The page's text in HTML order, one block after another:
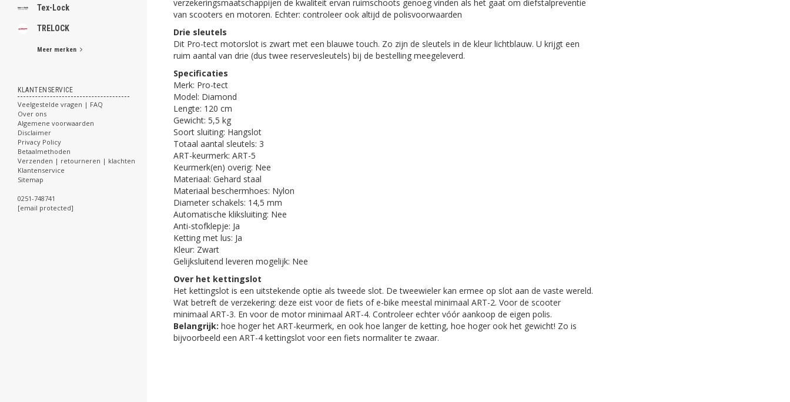
Tex-Lock
TRELOCK
Meer merken
KLANTENSERVICE
Veelgestelde vragen | FAQ
Over ons
Algemene voorwaarden
Disclaimer
Privacy Policy
Betaalmethoden
Verzenden | retourneren | klachten
Klantenservice
Sitemap
0251-748741
[email protected]
verzekeringsmaatschappijen de kwaliteit ervan ruimschoots genoeg vinden als het gaat om diefstalpreventie
van scooters en motoren. Echter: controleer ook altijd de polisvoorwaarden
Drie sleutels
Dit Pro-tect motorslot is zwart met een blauwe touch. Zo zijn de sleutels in de kleur lichtblauw. U krijgt een
ruim aantal van drie (dus twee reservesleutels) bij de bestelling meegeleverd.
Specificaties
Merk: Pro-tect
Model: Diamond
Lengte: 120 cm
Gewicht: 5,5 kg
Soort sluiting: Hangslot
Totaal aantal sleutels: 3
ART-keurmerk: ART-5
Keurmerk(en) overig: Nee
Materiaal: Gehard staal
Materiaal beschermhoes: Nylon
Diameter schakels: 14,5 mm
Automatische kliksluiting: Nee
Anti-stofklepje: Ja
Ketting met lus: Ja
Kleur: Zwart
Gelijksluitend leveren mogelijk: Nee
Over het kettingslot
Het kettingslot is een uitstekende optie als tweede slot. De tweewieler kan ermee op slot aan de vaste wereld.
Wat betreft de verzekering: deze eist voor de fiets of e-bike meestal minimaal ART-2. Voor de scooter
minimaal ART-3. En voor de motor minimaal ART-4. Controleer echter vóór aankoop de eigen polis.
Belangrijk: hoe hoger het ART-keurmerk, en ook hoe langer de ketting, hoe hoger ook het gewicht! Zo is
bijvoorbeeld een ART-4 kettingslot voor een fiets normaliter te zwaar.